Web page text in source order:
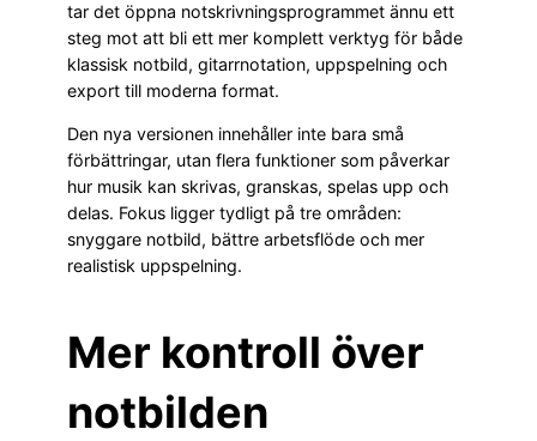
tar det öppna notskrivningsprogrammet ännu ett
steg mot att bli ett mer komplett verktyg för både
klassisk notbild, gitarrnotation, uppspelning och
export till moderna format.
Den nya versionen innehåller inte bara små
förbättringar, utan flera funktioner som påverkar
hur musik kan skrivas, granskas, spelas upp och
delas. Fokus ligger tydligt på tre områden:
snyggare notbild, bättre arbetsflöde och mer
realistisk uppspelning.
Mer kontroll över
notbilden